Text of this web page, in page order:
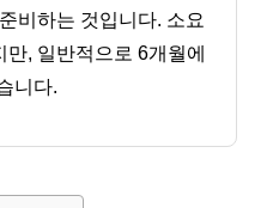
비하는 것입니다. 소요
, 일반적으로 6개월에
니다.